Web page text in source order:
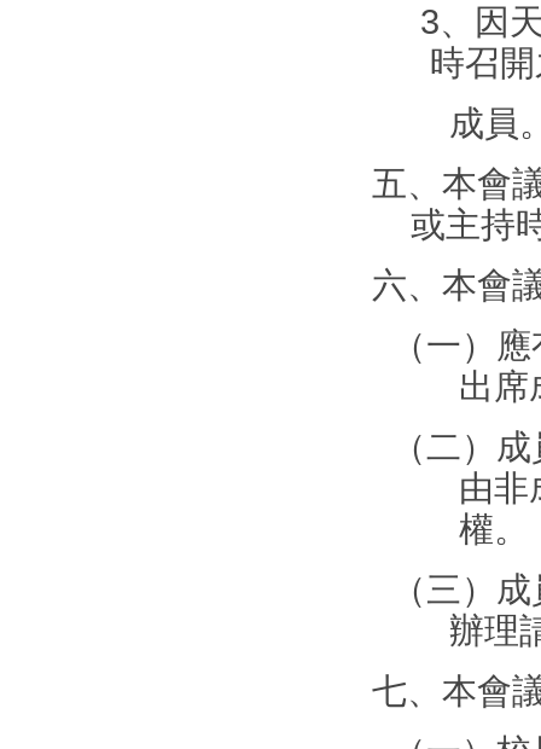
3、因
時召
成員
五、本會
或主持
六、本會
（一）
出席
（二）
由非
權。
（三）
辦理
七、本會